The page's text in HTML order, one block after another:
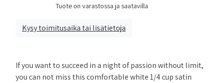
Tuote on varastossa ja saatavilla
Kysy toimitusaika tai lisätietoja
If you want to succeed in a night of passion without limit,
you can not miss this comfortable white 1/4 cup satin